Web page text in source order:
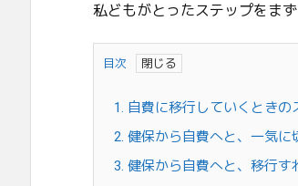
私どもがとったステップをま
目次
1. 自費に移行していくときの
2. 健保から自費へと、一気に
3. 健保から自費へと、移行す